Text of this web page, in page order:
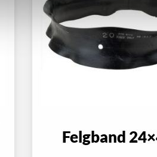
Felgband